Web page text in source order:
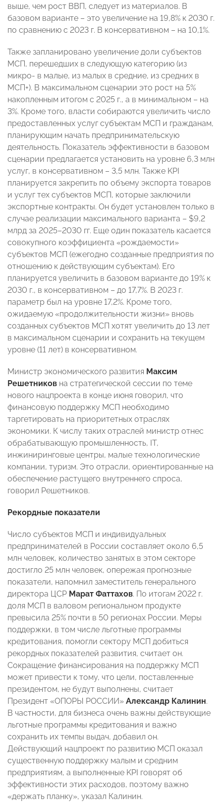
выше, чем рост ВВП, следует из материалов. В
базовом варианте – это увеличение на 19,8% к 2030 г.
по сравнению с 2023 г. В консервативном – на 10,1%.
Также запланировано увеличение доли субъектов
МСП, перешедших в следующую категорию (из
микро- в малые, из малых в средние, из средних в
МСП+). В максимальном сценарии это рост на 5%
накопленным итогом с 2025 г., а в минимальном – на
3%. Кроме того, власти собираются увеличить число
предоставленных услуг субъектам МСП и гражданам,
планирующим начать предпринимательскую
деятельность. Показатель эффективности в базовом
сценарии предлагается установить на уровне 6,3 млн
услуг, в консервативном – 3,5 млн. Также KPI
планируется закрепить по объему экспорта товаров
и услуг тех субъектов МСП, которые заключили
экспортные контракты. Он будет установлен только в
случае реализации максимального варианта – $9,2
млрд за 2025–2030 гг. Еще один показатель касается
совокупного коэффициента «рождаемости»
субъектов МСП (ежегодно созданные предприятия по
отношению к действующим субъектам). Его
планируется увеличить в базовом варианте до 19% к
2030 г., в консервативном – до 17,7%. В 2023 г.
параметр был на уровне 17,2%. Кроме того,
ожидаемую «продолжительности жизни» вновь
созданных субъектов МСП хотят увеличить до 13 лет
в максимальном сценарии и сохранить на текущем
уровне (11 лет) в консервативном.
Министр экономического развития Максим
Решетников на стратегической сессии по теме
нового нацпроекта в конце июня говорил, что
финансовую поддержку МСП необходимо
таргетировать на приоритетных отраслях
экономики. К числу таких отраслей министр отнес
обрабатывающую промышленность, IT,
инжиниринговые центры, малые технологические
компании, туризм. Это отрасли, ориентированные на
обеспечение растущего внутреннего спроса,
говорил Решетников.
Рекордные показатели
Число субъектов МСП и индивидуальных
предпринимателей в России составляет около 6,5
млн человек, количество занятых в этом секторе
достигло 25 млн человек, опережая прогнозные
показатели, напомнил заместитель генерального
директора ЦСР Марат Фаттахов. По итогам 2022 г.
доля МСП в валовом региональном продукте
превысила 25% почти в 50 регионах России. Меры
поддержки, в том числе льготные программы
кредитования, помогли сектору МСП добиться
рекордных показателей развития, считает он.
Сокращение финансирования на поддержку МСП
может привести к тому, что цели, поставленные
президентом, не будут выполнены, считает
Президент «ОПОРЫ РОССИИ» Александр Калинин.
В частности, для бизнеса очень важны действующие
льготные программы кредитования и важно
сохранить их темпы выдач, добавил он.
Действующий нацпроект по развитию МСП оказал
существенную поддержку малым и средним
предприятиям, а выполненные KPI говорят об
эффективности этих расходов, поэтому важно
«держать планку», указал Калинин.